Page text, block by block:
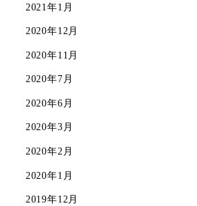
2021年1月
2020年12月
2020年11月
2020年7月
2020年6月
2020年3月
2020年2月
2020年1月
2019年12月